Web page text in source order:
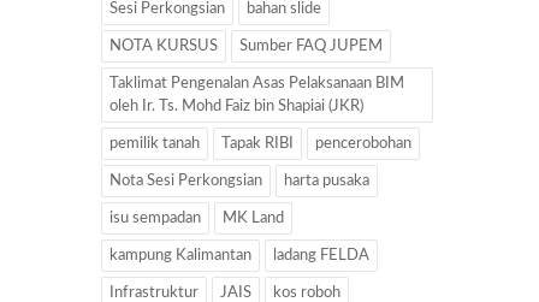
Sesi Perkongsian bahan slide
NOTA KURSUS Sumber FAQ JUPEM
Taklimat Pengenalan Asas Pelaksanaan BIM
oleh Ir. Ts. Mohd Faiz bin Shapiai (JKR)
pemilik tanah Tapak RIBI pencerobohan
Nota Sesi Perkongsian harta pusaka
isu sempadan MK Land
kampung Kalimantan ladang FELDA
Infrastruktur JAIS kos roboh